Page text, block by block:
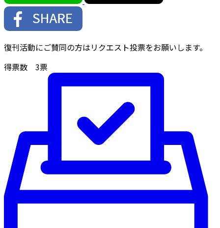
復刊活動にご賛同の方はリクエスト投票をお願いします。
得票数 3票